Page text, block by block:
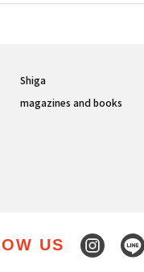
Shiga
magazines and books
US